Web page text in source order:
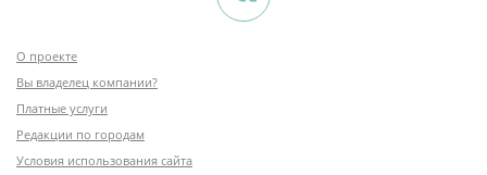
О проекте
Вы владелец компании?
Платные услуги
Редакции по городам
Условия использования сайта